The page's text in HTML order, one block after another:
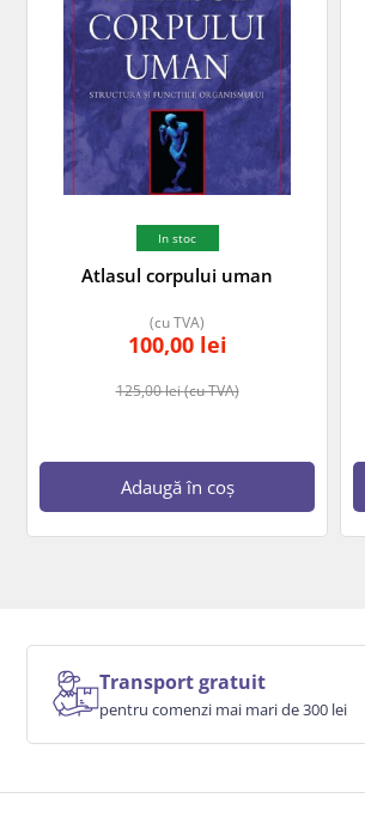
In stoc
Atlasul corpului uman
125,00lei(cu TVA)
100,00 lei
(cu TVA)
Adaugă în coș
Transport gratuit
pentru comenzi mai mari de 300 lei